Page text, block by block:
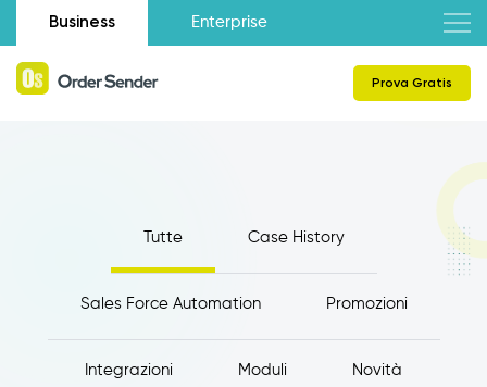
Business Enterprise
Prova Gratis
Tutte Case History
Sales Force Automation Promozioni
Integrazioni Moduli Novità